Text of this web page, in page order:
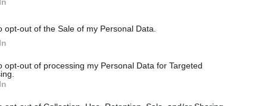
opt-out of the Sale of my Personal Data.
opt-out of processing my Personal Data for Targeted